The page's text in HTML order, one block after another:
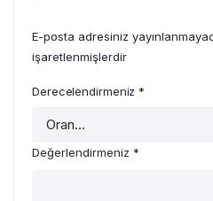
E-posta adresiniz
işaretlenmişlerdir
Derecelendirmeniz *
Değerlendirmeniz *